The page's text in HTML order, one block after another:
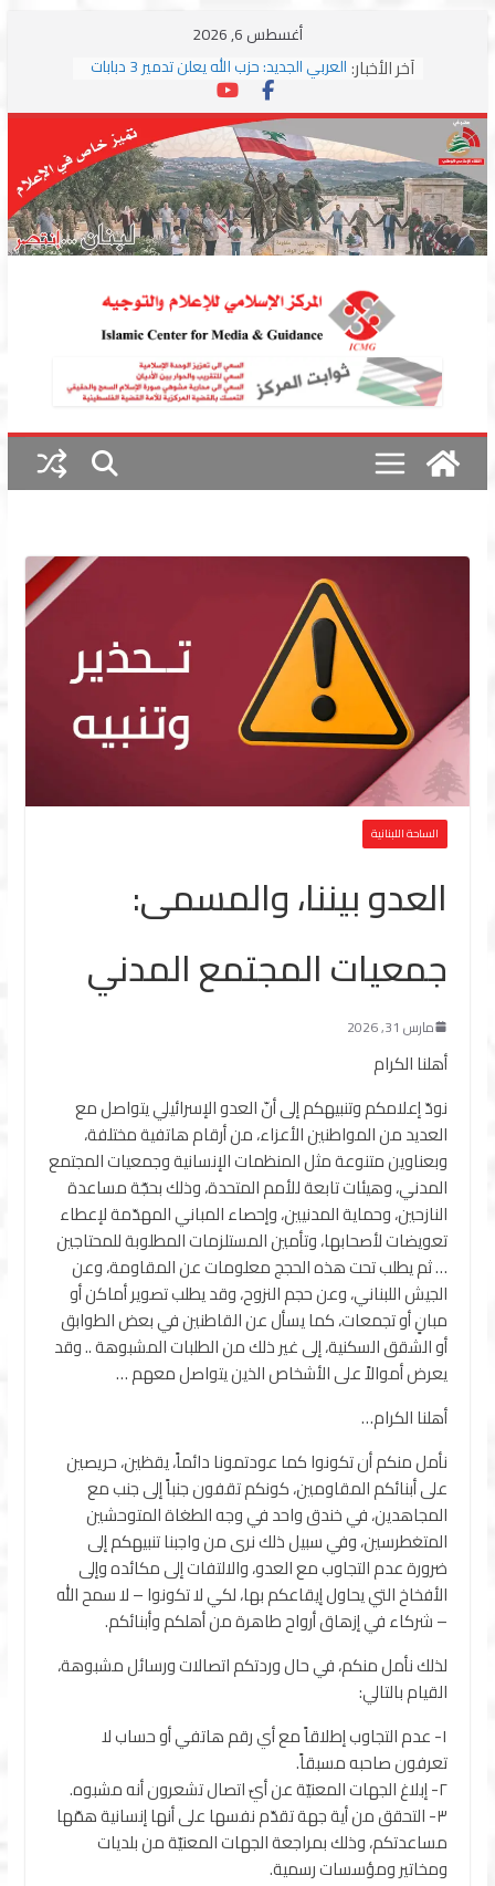
أغسطس 6, 2026
آخر الأخبار: العربي الجديد: حزب الله يعلن تدمير 3 دبابات
وسط اشتباكات مع جيش الاحتلال
ترامب: مذكرة التفاهم تمثل “استسلاما غير
مشروط” من جانب إيران
الجمهورية: إسرائيل إلى واشنطن بخريطة
احتلال جديدة ولبنان أمام اختبار التفاوض
بزشكيان وترامب يوقعان اتفاق إسلام آباد
تمهيداً لاستئناف المفاوضات
استهداف دراجة نارية على طريق العباسية
الساحة اللبنانية
العدو بيننا، والمسمى:
جمعيات المجتمع المدني
مارس 31, 2026
أهلنا الكرام
نودّ إعلامكم وتنبيهكم إلى أنّ العدو الإسرائيلي يتواصل مع
العديد من المواطنين الأعزاء، من أرقام هاتفية مختلفة،
وبعناوين متنوعة مثل المنظمات الإنسانية وجمعيات المجتمع
المدني، وهيئات تابعة للأمم المتحدة، وذلك بحجّة مساعدة
النازحين، وحماية المدنيين، وإحصاء المباني المهدّمة لإعطاء
تعويضات لأصحابها، وتأمين المستلزمات المطلوبة للمحتاجين
… ثم يطلب تحت هذه الحجج معلومات عن المقاومة، وعن
الجيش اللبناني، وعن حجم النزوح، وقد يطلب تصوير أماكن أو
مبانٍ أو تجمعات، كما يسأل عن القاطنين في بعض الطوابق
أو الشقق السكنية، إلى غير ذلك من الطلبات المشبوهة .. وقد
يعرض أموالاً على الأشخاص الذين يتواصل معهم …
أهلنا الكرام…
نأمل منكم أن تكونوا كما عودتمونا دائماً، يقظين، حريصين
على أبنائكم المقاومين، كونكم تقفون جنباً إلى جنب مع
المجاهدين، في خندق واحد في وجه الطغاة المتوحشين
المتغطرسين، وفي سبيل ذلك نرى من واجبنا تنبيهكم إلى
ضرورة عدم التجاوب مع العدو، والالتفات إلى مكائده وإلى
الأفخاخ التي يحاول إيقاعكم بها، لكي لا تكونوا – لا سمح الله
– شركاء في إزهاق أرواح طاهرة من أهلكم وأبنائكم.
لذلك نأمل منكم، في حال وردتكم اتصالات ورسائل مشبوهة،
القيام بالتالي:
١- عدم التجاوب إطلاقاً مع أي رقم هاتفي أو حساب لا
تعرفون صاحبه مسبقاً.
٢- إبلاغ الجهات المعنيّة عن أيّ اتصال تشعرون أنه مشبوه.
٣- التحقق من أية جهة تقدّم نفسها على أنها إنسانية همّها
مساعدتكم، وذلك بمراجعة الجهات المعنيّة من بلديات
ومخاتير ومؤسسات رسمية.